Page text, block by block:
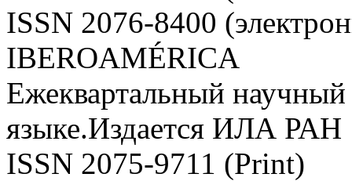
ISSN 2076-8400
IBEROAMÉRICA
Ежеквартальный
языке.Издается ИЛА РАН
ISSN 2075-9711 (Print)